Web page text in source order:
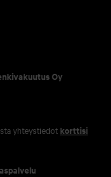
Oy
yhteystiedot korttisi